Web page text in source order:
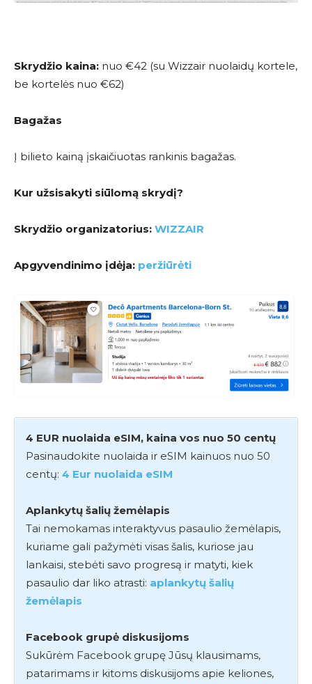
Skrydžio kaina: nuo €42 (su Wizzair nuolaidų kortele,
be kortelės nuo €62)
Bagažas
Į bilieto kainą įskaičiuotas rankinis bagažas.
Kur užsisakyti siūlomą skrydį?
Skrydžio organizatorius: WIZZAIR
Apgyvendinimo įdėja: peržiūrėti
4 EUR nuolaida eSIM, kaina vos nuo 50 centų
Pasinaudokite nuolaida ir eSIM kainuos nuo 50
centų: 4 Eur nuolaida eSIM
Aplankytų šalių žemėlapis
Tai nemokamas interaktyvus pasaulio žemėlapis,
kuriame gali pažymėti visas šalis, kuriose jau
lankaisi, stebėti savo progresą ir matyti, kiek
pasaulio dar liko atrasti: aplankytų šalių
žemėlapis
Facebook grupė diskusijoms
Sukūrėm Facebook grupę Jūsų klausimams,
patarimams ir kitoms diskusijoms apie keliones,